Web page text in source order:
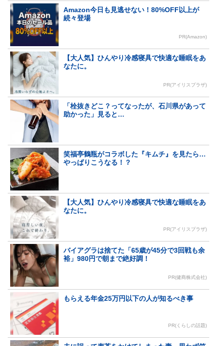
Amazon今日も見逃せない！80%OFF以上が
続々登場
PR(Amazon)
【大人気】ひんやり冷感寝具で快適な睡眠をあ
なたに。
PR(アイリスプラザ)
「栓抜きどこ？ってなったが、石川県があって
助かった」見ると…
笑福亭鶴瓶がコラボした『キムチ』を見たら…
やっぱりこうなる！？
【大人気】ひんやり冷感寝具で快適な睡眠をあ
なたに。
PR(アイリスプラザ)
バイアグラは捨てた「65歳が45分で3回戦も余
裕」980円で朝まで絶好調！
PR(健商株式会社)
もらえる年金25万円以下の人が知るべき事
PR(くらしの話題)